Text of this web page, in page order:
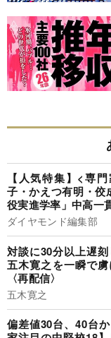
【人気特集】<専
子・かえつ有明・
役実進学率」中高一
ダイヤモンド編集部
対談に30分以上遅
五木寛之を一瞬で
〈再配信〉
五木寛之
偏差値30台、40台